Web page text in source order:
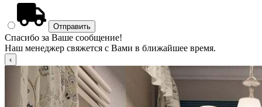
Спасибо за Ваше сообщение!
Наш менеджер свяжется с Вами в ближайшее время.